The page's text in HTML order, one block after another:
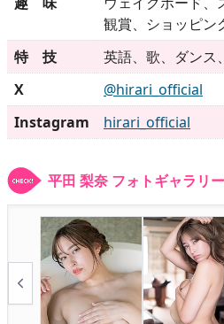
▶
▶ 発売年月日
ご利用ガイ
▶ 更新情報
▶個人情報保護について
▶よくあるご質問
▶会社概要
観賞、ショッピン
特 技
英語、歌、ダンス
X
@hirari_official
Instagram
hirari_official
平田 梨奈 フォトギャラリー